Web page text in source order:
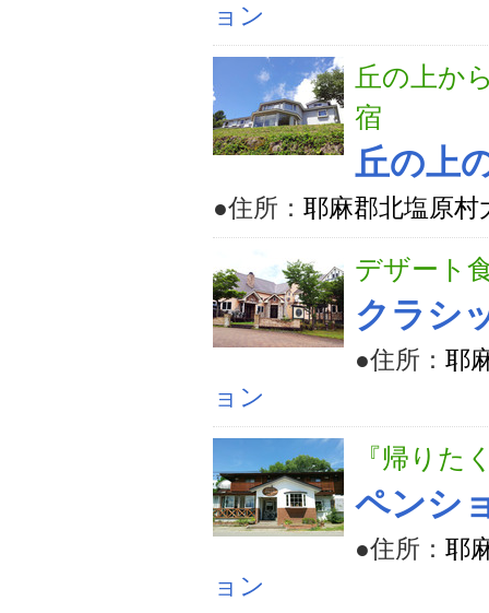
ョン
丘の上か
宿
丘の上
●住所： 耶麻郡北塩原村
デザート
クラシ
●住所： 耶
ョン
『帰りた
ペンシ
●住所： 耶
ョン